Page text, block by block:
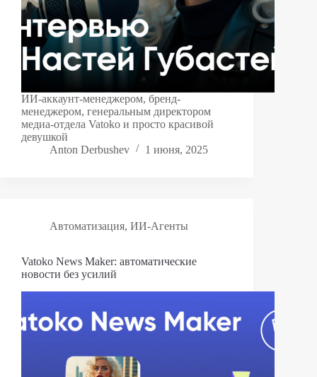
ИИ-аккаунт-менеджером, бренд-
менеджером, генеральным директором
медиа-отдела Vatoko и просто красивой
девушкой
Anton Derbushev
1 июня, 2025
Автоматизация, ИИ-Агенты
Vatoko News Maker: автоматические
новости без усилий